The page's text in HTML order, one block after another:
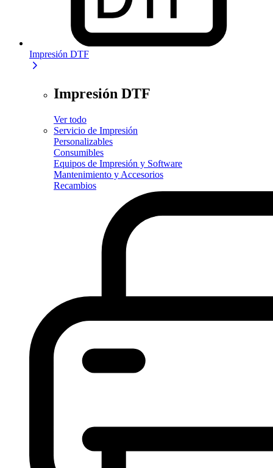
Impresión DTF
Impresión DTF
Ver todo
Servicio de Impresión
Personalizables
Consumibles
Equipos de Impresión y Software
Mantenimiento y Accesorios
Recambios